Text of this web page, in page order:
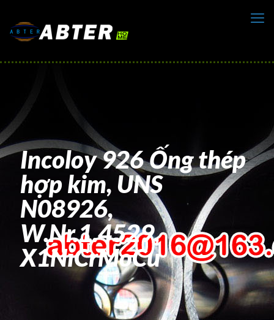
Incoloy 926 Ống thép
hợp kim, UNS
N08926,
W.Nr.1.4529,
X1NiCrMoCu